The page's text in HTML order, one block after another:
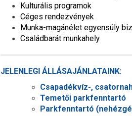
Kulturális programok
Céges rendezvények
Munka-magánélet egyensúly
Családbarát munkahely
JELENLEGI ÁLLÁSAJÁNLATAINK:
Csapadékvíz-,
Temetői parkfenntartó
Parkfenntartó